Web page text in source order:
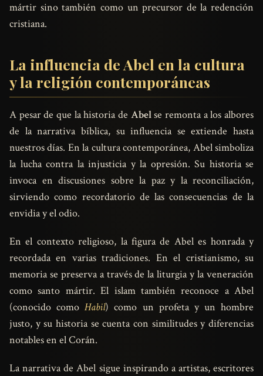
mártir sino también como un precursor de la redención
cristiana.
La influencia de Abel en la cultura
y la religión contemporáneas
A pesar de que la historia de Abelse remonta a los albores
de la narrativa bíblica, su influencia se extiende hasta
nuestros días. En la cultura contemporánea, Abel simboliza
la lucha contra la injusticia y la opresión. Su historia se
invoca en discusiones sobre la paz y la reconciliación,
sirviendo como recordatorio de las consecuencias de la
envidia y el odio.
En el contexto religioso, la figura de Abel es honrada y
recordada en varias tradiciones. En el cristianismo, su
memoria se preserva a través de la liturgia y la veneración
como santo mártir. El islam también reconoce a Abel
(conocido comoHabil) como un profeta y un hombre
justo, y su historia se cuenta con similitudes y diferencias
notables en el Corán.
La narrativa de Abel sigue inspirando a artistas, escritores